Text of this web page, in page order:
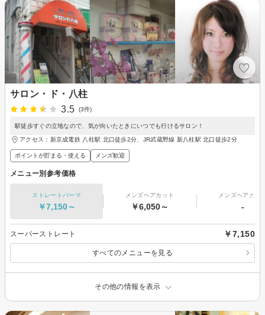
サロン・ド・八柱
3.5
(3件)
駅徒歩すぐの立地なので、気が向いたときにいつでも行けるサロン！
アクセス：新京成電鉄 八柱駅 北口徒歩2分、JR武蔵野線 新八柱駅 北口徒歩2分
ポイントが貯まる・使える メンズ歓迎
メニュー別参考価格
ストレートパーマ
￥7,150～
メンズヘアカット
￥6,050～
メンズヘアカラ
-
スーパーストレート ￥7,150
すべてのメニューを見る
その他の情報を表示